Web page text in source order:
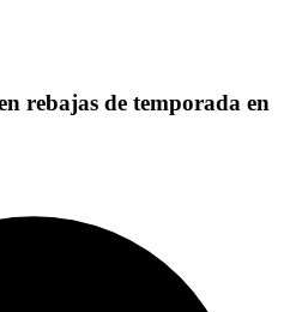
rebajas de temporada en